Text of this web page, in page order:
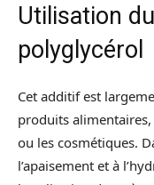
Utilisation
polyglycérol
Cet additif est
produits
ou les cosmétiques.
l’apaisement et à